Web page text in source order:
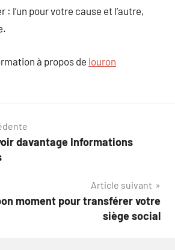
: l’un pour votre cause et l’autre,
à propos de louron
davantage Informations
Article suivant
moment pour transférer votre
siège social